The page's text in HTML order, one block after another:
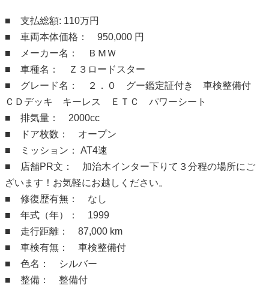
■ 支払総額: 110万円
■ 車両本体価格： 950,000 円
■ メーカー名： ＢＭＷ
■ 車種名： Ｚ３ロードスター
■ グレード名： ２．０ グー鑑定証付き 車検整備付
ＣＤデッキ キーレス ＥＴＣ パワーシート
■ 排気量： 2000cc
■ ドア枚数： オープン
■ ミッション： AT4速
■ 店舗PR文： 加治木インター下りて３分程の場所にご
ざいます！お気軽にお越しください。
■ 修復歴有無： なし
■ 年式（年）： 1999
■ 走行距離： 87,000 km
■ 車検有無： 車検整備付
■ 色名： シルバー
■ 整備： 整備付